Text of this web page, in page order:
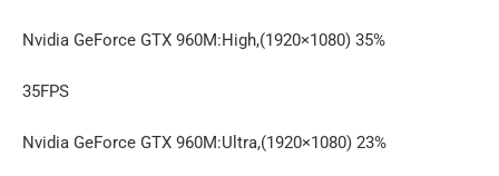
Nvidia GeForce GTX 960M:High,(1920×1080) 35%
35FPS
Nvidia GeForce GTX 960M:Ultra,(1920×1080) 23%